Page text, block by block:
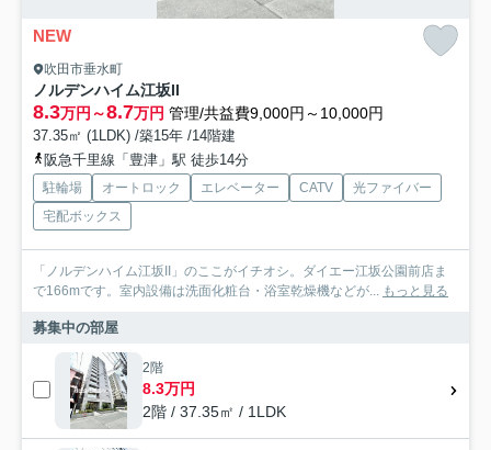
NEW
吹田市垂水町
ノルデンハイム江坂II
8.3万円～8.7万円 管理/共益費9,000円～10,000円
37.35㎡ (1LDK) /築15年 /14階建
阪急千里線「豊津」駅 徒歩14分
駐輪場 オートロック エレベーター CATV
光ファイバー
宅配ボックス
「ノルデンハイム江坂II」のここがイチオシ。ダイエー江坂公園前店ま
で166mです。室内設備は洗面化粧台・浴室乾燥機などが...
もっと見る
募集中の部屋
2階
8.3万円
2階 / 37.35㎡ / 1LDK